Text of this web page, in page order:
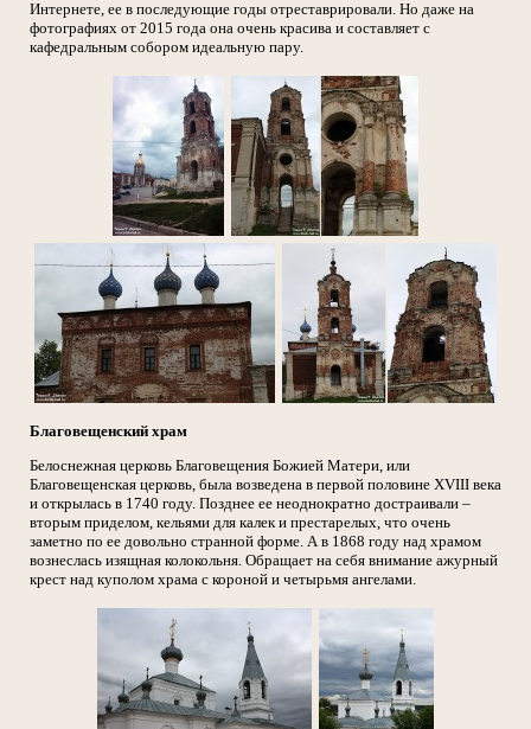
Интернете, ее в последующие годы отреставрировали. Но даже на
фотографиях от 2015 года она очень красива и составляет с
кафедральным собором идеальную пару.
Благовещенский храм
Белоснежная церковь Благовещения Божией Матери, или
Благовещенская церковь, была возведена в первой половине XVIII века
и открылась в 1740 году. Позднее ее неоднократно достраивали –
вторым приделом, кельями для калек и престарелых, что очень
заметно по ее довольно странной форме. А в 1868 году над храмом
вознеслась изящная колокольня. Обращает на себя внимание ажурный
крест над куполом храма с короной и четырьмя ангелами.